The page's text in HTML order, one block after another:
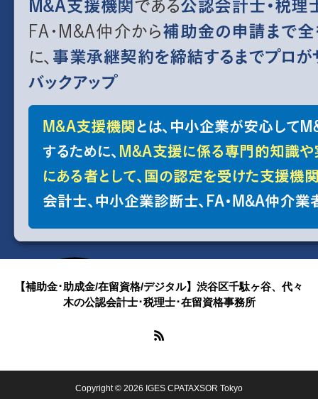
【補助金･助成金/在留資格/デジタル】渋谷区千駄ヶ谷、代々
木の公認会計士･税理士･在留資格事務所
Copyright © 2026 IGES CPATAXSOR Tokyo